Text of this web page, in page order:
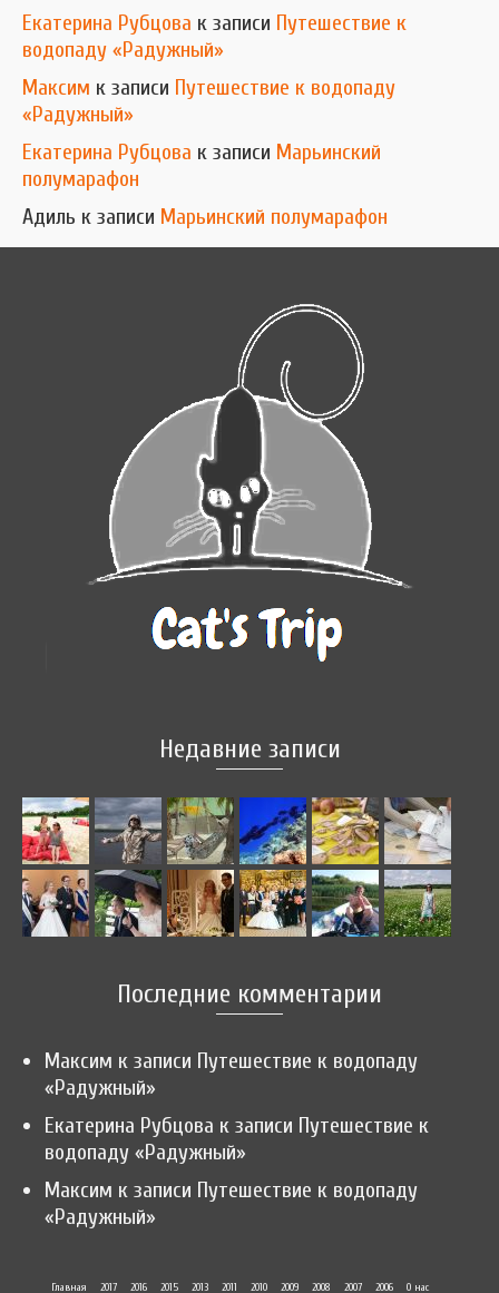
Екатерина Рубцова к записи Путешествие к
водопаду «Радужный»
Максим к записи Путешествие к водопаду
«Радужный»
Екатерина Рубцова к записи Марьинский
полумарафон
Адиль к записи Марьинский полумарафон
Недавние записи
Последние комментарии
Максим к записи Путешествие к водопаду
«Радужный»
Екатерина Рубцова к записи Путешествие к
водопаду «Радужный»
Максим к записи Путешествие к водопаду
«Радужный»
Главная 2017 2016 2015 2013 2011 2010 2009 2008 2007 2006 О нас